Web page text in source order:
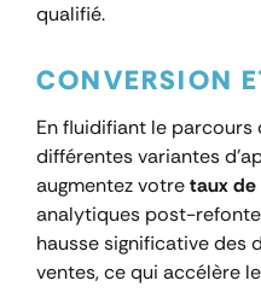
qualifié.
CONVERSION
En fluidifiant le
différentes variantes
augmentez votretaux de
analytiques post-
hausse significative des
ventes, ce qui accélère